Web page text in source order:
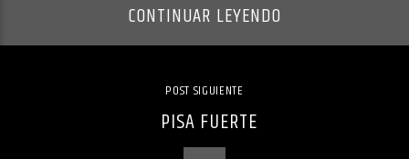
CONTINUAR LEYENDO
POST SIGUIENTE
PISA FUERTE